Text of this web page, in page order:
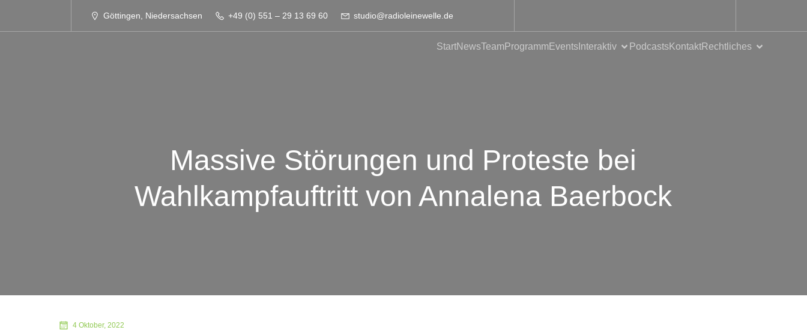
Göttingen, Niedersachsen +49 (0) 551 – 29 13 69 60 studio@radioleinewelle.de
StartNewsTeam Programm Events Interaktiv PodcastsKontaktRechtliches
Massive Störungen und Proteste bei
Wahlkampfauftritt von Annalena Baerbock
4 Oktober, 2022